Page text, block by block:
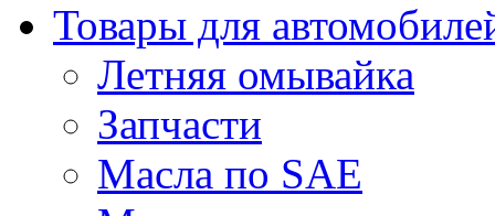
Товары для
Летняя омывайка
Запчасти
Масла по SAE